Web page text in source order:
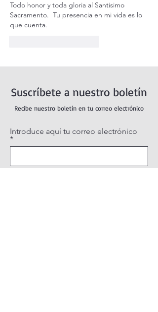
Todo honor y toda gloria al Santisimo
Sacramento.  Tu presencia en mi vida es lo
que cuenta.
Suscríbete a nuestro boletín
Recibe nuestro boletín en tu correo electrónico
Introduce aquí tu correo electrónico